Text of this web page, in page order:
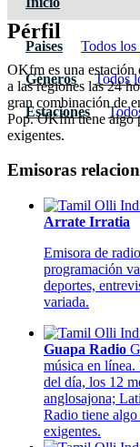
Paises Todos los
Géneros Todos
Estaciones
Pérfil
OKfm es una estación
a las regiones las 24
gran combinación de
Pop. OKfm tiene algo
exigentes.
Emisoras
Arrate Irratia
Emisora de
programación
deportes,
variada.
Guapa Radio
música en línea.
del día, los 12
anglosajona;
Radio tiene algo
exigentes.